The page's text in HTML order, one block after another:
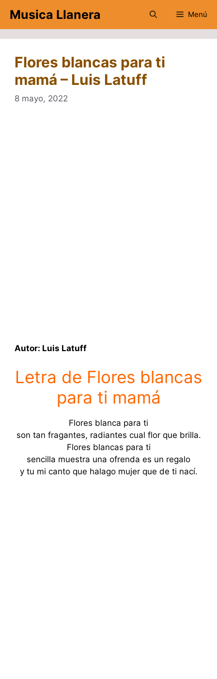
contenido
Musica Llanera Menú
Flores blancas para ti
mamá – Luis Latuff
8 mayo, 2022
Autor: Luis Latuff
Letra de Flores blancas
para ti mamá
Flores blanca para ti
son tan fragantes, radiantes cual flor que brilla.
Flores blancas para ti
sencilla muestra una ofrenda es un regalo
y tu mi canto que halago mujer que de ti nací.